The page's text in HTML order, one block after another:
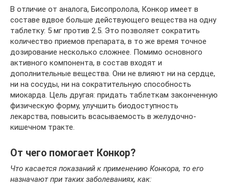
В отличие от аналога, Бисопролола, Конкор имеет в
составе вдвое больше действующего вещества на одну
таблетку: 5 мг против 2.5. Это позволяет сократить
количество приемов препарата, в то же время точное
дозирование несколько сложнее. Помимо основного
активного компонента, в состав входят и
дополнительные вещества. Они не влияют ни на сердце,
ни на сосуды, ни на сократительную способность
миокарда. Цель другая: придать таблеткам законченную
физическую форму, улучшить биодоступность
лекарства, повысить всасываемость в желудочно-
кишечном тракте.
От чего помогает Конкор?
Что касается показаний к применению Конкора, то его
назначают при таких заболеваниях, как: